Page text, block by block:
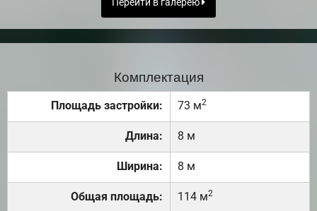
Перейти в галерею
Комплектация
Площадь застройки: 73 м2
Длина: 8 м
Ширина: 8 м
Общая площадь: 114 м2